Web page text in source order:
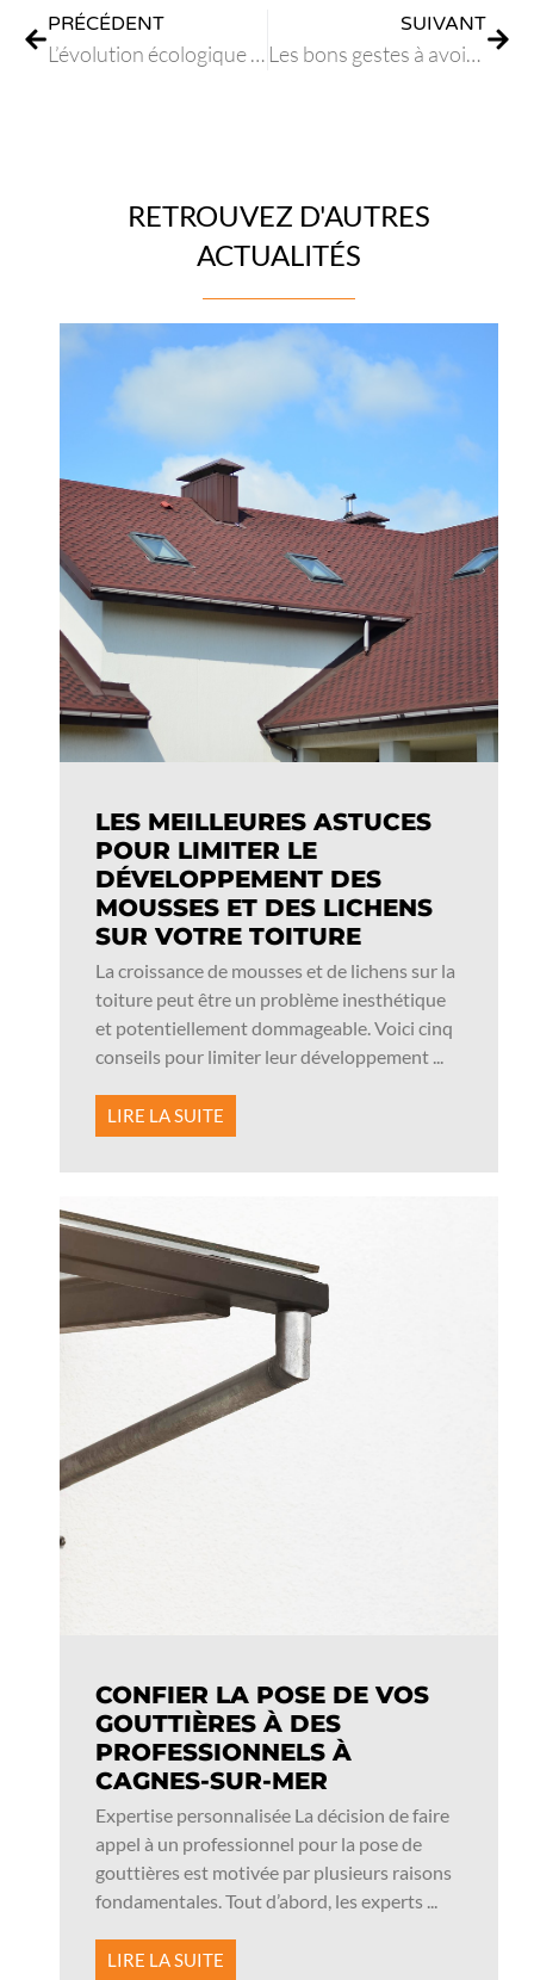
PRÉCÉDENT
L’évolution écologique et économique pour les toitures
SUIVANT
Les bons gestes à avoir suite à un sinistre sur sa toiture
RETROUVEZ D'AUTRES
ACTUALITÉS
LES MEILLEURES ASTUCES
POUR LIMITER LE
DÉVELOPPEMENT DES
MOUSSES ET DES LICHENS
SUR VOTRE TOITURE
La croissance de mousses et de lichens sur la
toiture peut être un problème inesthétique
et potentiellement dommageable. Voici cinq
conseils pour limiter leur développement ...
LIRE LA SUITE
CONFIER LA POSE DE VOS
GOUTTIÈRES À DES
PROFESSIONNELS À
CAGNES-SUR-MER
Expertise personnalisée La décision de faire
appel à un professionnel pour la pose de
gouttières est motivée par plusieurs raisons
fondamentales. Tout d’abord, les experts ...
LIRE LA SUITE